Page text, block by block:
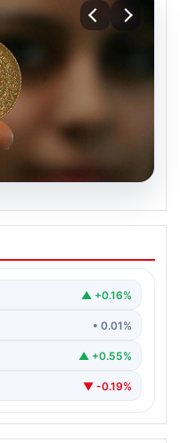
Fiyatları ve
uzmanlarının
▲ +0.16%
• 0.01%
▲ +0.55%
▼ -0.19%